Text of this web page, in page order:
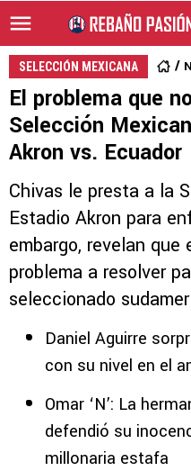
SELECCIÓN MEXICANA
El problema que
Selección
Akron vs. Ecuador
Chivas le presta a la
Estadio Akron para
embargo, revelan
problema a resolver
seleccionado
Daniel Aguirre
con su nivel en el
Omar ‘N’: La
defendió su
millonaria estafa